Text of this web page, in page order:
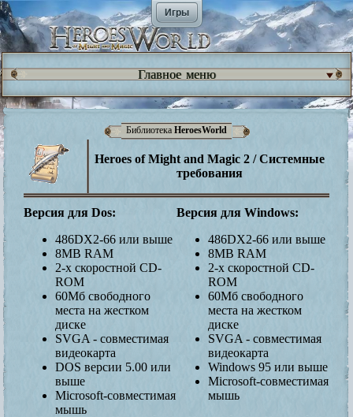
Игры
Главное меню
Библиотека HeroesWorld
Heroes of Might and Magic 2 / Системные
требования
Версия для Dos:
486DX2-66 или выше
8MB RAM
2-х скоростной CD-
ROM
60Мб свободного
места на жестком
диске
SVGA - совместимая
видеокарта
DOS версии 5.00 или
выше
Microsoft-совместимая
мышь
Версия для Windows:
486DX2-66 или выше
8MB RAM
2-х скоростной CD-
ROM
60Мб свободного
места на жестком
диске
SVGA - совместимая
видеокарта
Windows 95 или выше
Microsoft-совместимая
мышь